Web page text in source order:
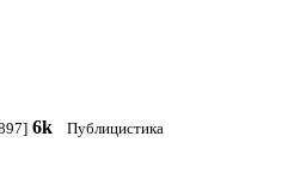
6k Публицистика